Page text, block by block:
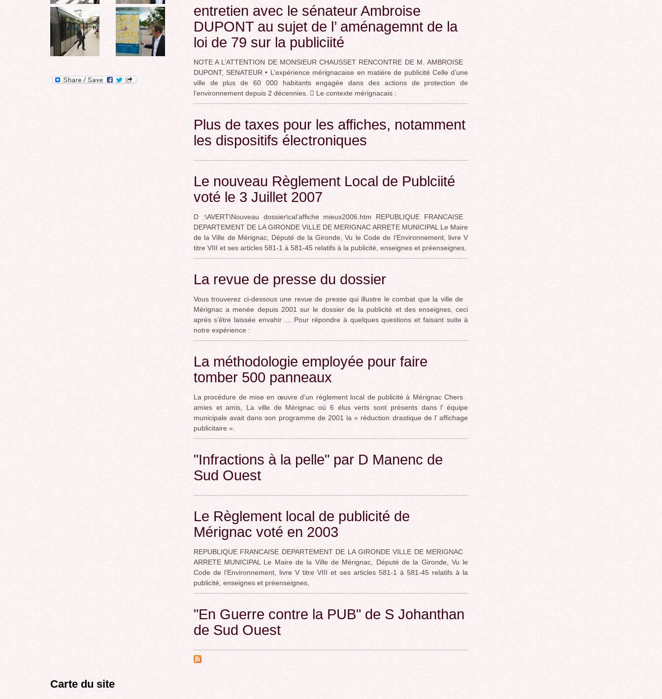
entretien avec le sénateur Ambroise
DUPONT au sujet de l’ aménagemnt de la
loi de 79 sur la publiciité
NOTE A L’ATTENTION DE MONSIEUR CHAUSSET RENCONTRE DE M. AMBROISE
DUPONT, SENATEUR • L’expérience mérignacaise en matière de publicité Celle d’une
ville de plus de 60 000 habitants engagée dans des actions de protection de
l’environnement depuis 2 décennies.  Le contexte mérignacais :
Plus de taxes pour les affiches, notamment
les dispositifs électroniques
Le nouveau Règlement Local de Publciité
voté le 3 Juillet 2007
D :\AVERT\Nouveau dossier\cal’affiche mieux2006.htm REPUBLIQUE FRANCAISE
DEPARTEMENT DE LA GIRONDE VILLE DE MERIGNAC ARRETE MUNICIPAL Le Maire
de la Ville de Mérignac, Député de la Gironde, Vu le Code de l’Environnement, livre V
titre VIII et ses articles 581-1 à 581-45 relatifs à la publicité, enseignes et préenseignes,
La revue de presse du dossier
Vous trouverez ci-dessous une revue de presse qui illustre le combat que la ville de
Mérignac a menée depuis 2001 sur le dossier de la publicité et des enseignes, ceci
après s’être laissée envahir … Pour répondre à quelques questions et faisant suite à
notre expérience :
La méthodologie employée pour faire
tomber 500 panneaux
La procédure de mise en œuvre d’un règlement local de publicité à Mérignac Chers
amies et amis, La ville de Mérignac où 6 élus verts sont présents dans l’ équipe
municipale avait dans son programme de 2001 la « réduction drastique de l’ affichage
publicitaire ».
"Infractions à la pelle" par D Manenc de
Sud Ouest
Le Règlement local de publicité de
Mérignac voté en 2003
REPUBLIQUE FRANCAISE DEPARTEMENT DE LA GIRONDE VILLE DE MERIGNAC
ARRETE MUNICIPAL Le Maire de la Ville de Mérignac, Député de la Gironde, Vu le
Code de l’Environnement, livre V titre VIII et ses articles 581-1 à 581-45 relatifs à la
publicité, enseignes et préenseignes,
"En Guerre contre la PUB" de S Johanthan
de Sud Ouest
Carte du site